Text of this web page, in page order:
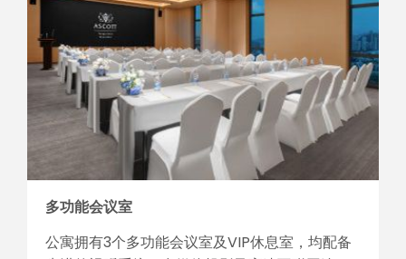
多功能会议室
公寓拥有3个多功能会议室及VIP休息室，均配备